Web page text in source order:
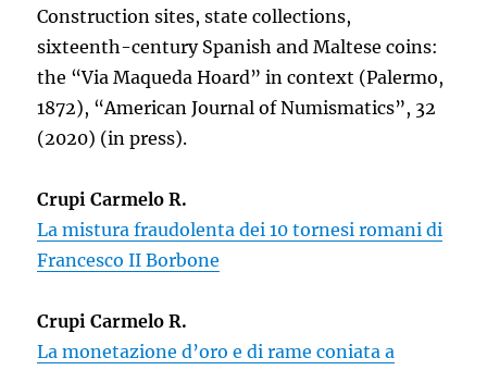
Construction sites, state collections,
sixteenth-century Spanish and Maltese coins:
the “Via Maqueda Hoard” in context (Palermo,
1872), “American Journal of Numismatics”, 32
(2020) (in press).
Crupi Carmelo R.
La mistura fraudolenta dei 10 tornesi romani di
Francesco II Borbone
Crupi Carmelo R.
La monetazione d’oro e di rame coniata a